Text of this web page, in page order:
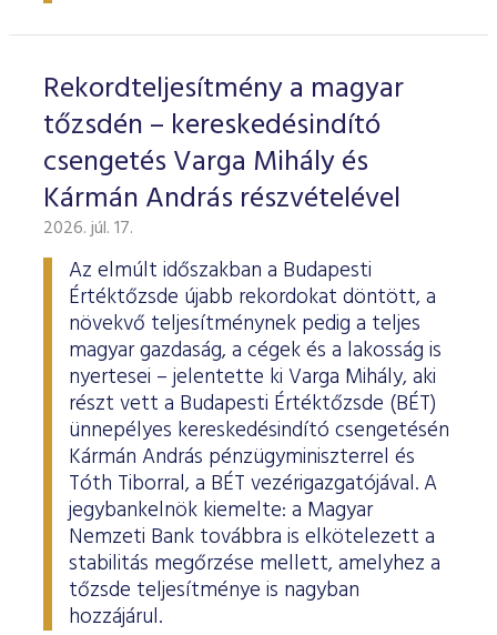
Rekordteljesítmény a magyar
tőzsdén – kereskedésindító
csengetés Varga Mihály és
Kármán András részvételével
2026. júl. 17.
Az elmúlt időszakban a Budapesti
Értéktőzsde újabb rekordokat döntött, a
növekvő teljesítménynek pedig a teljes
magyar gazdaság, a cégek és a lakosság is
nyertesei – jelentette ki Varga Mihály, aki
részt vett a Budapesti Értéktőzsde (BÉT)
ünnepélyes kereskedésindító csengetésén
Kármán András pénzügyminiszterrel és
Tóth Tiborral, a BÉT vezérigazgatójával. A
jegybankelnök kiemelte: a Magyar
Nemzeti Bank továbbra is elkötelezett a
stabilitás megőrzése mellett, amelyhez a
tőzsde teljesítménye is nagyban
hozzájárul.